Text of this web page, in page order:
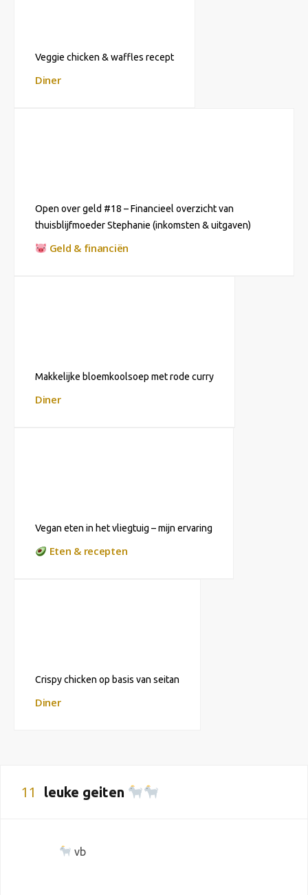
Veggie chicken & waffles recept
Diner
Open over geld #18 – Financieel overzicht van
thuisblijfmoeder Stephanie (inkomsten & uitgaven)
Geld & financiën
Makkelijke bloemkoolsoep met rode curry
Diner
Vegan eten in het vliegtuig – mijn ervaring
Eten & recepten
Crispy chicken op basis van seitan
Diner
11 leuke geiten
vb